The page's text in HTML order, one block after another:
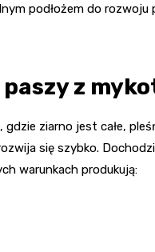
podłożem do rozwoju
z
ziarno jest całe,
się szybko.
warunkach produkują: